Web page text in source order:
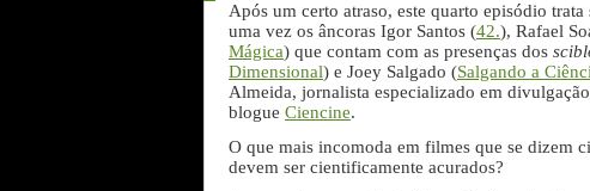
Após um certo atraso, este quarto episódio
uma vez os âncoras Igor Santos (42.), Rafael
Mágica) que contam com as presenças dos
Dimensional) e Joey Salgado (Salgando a
Almeida, jornalista especializado em
blogue Ciencine.
O que mais incomoda em filmes que se dizem
devem ser cientificamente acurados?